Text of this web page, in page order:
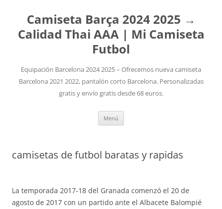
Camiseta Barça 2024 2025 →
Calidad Thai AAA | Mi Camiseta
Futbol
Equipación Barcelona 2024 2025 – Ofrecemos nueva camiseta
Barcelona 2021 2022, pantalón corto Barcelona. Personalizadas
gratis y envío gratis desde 68 euros.
Menú
camisetas de futbol baratas y rapidas
La temporada 2017-18 del Granada comenzó el 20 de
agosto de 2017 con un partido ante el Albacete Balompié